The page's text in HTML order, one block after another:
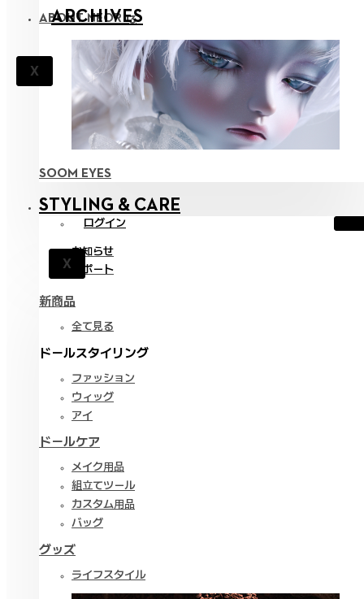
ARCHIVES
X
ABOUT NEOR 13
SOOM EYES
STYLING & CARE
ログイン
X
お知らせ
サポート
新商品
全て見る
ドールスタイリング
ファッション
ウィッグ
アイ
ドールケア
メイク用品
組立てツール
カスタム用品
バッグ
グッズ
ライフスタイル